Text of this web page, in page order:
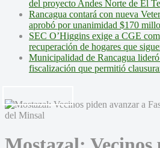
del proyecto Andes Norte de El
Rancagua contará con nueva
aprobó por unanimidad $170
SEC O’Higgins exige a CGE
recuperación de hogares que
Municipalidad de Rancagua
fiscalización que permitió